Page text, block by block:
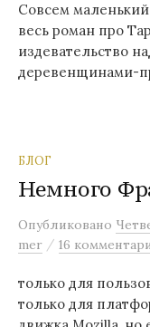
Совсем
весь роман про
издевательство
деревенщинами-
БЛОГ
Немного
Опубликовано
mer / 16
только для
только для